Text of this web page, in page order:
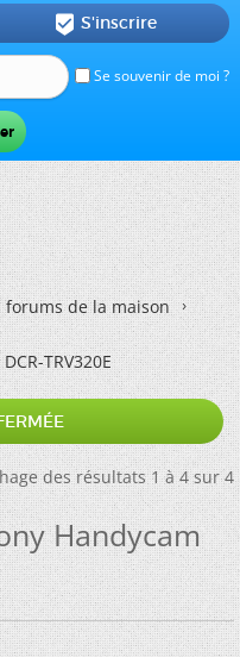
Se souvenir de moi ?
 S'inscrire
forums de la maison
TRV320E
des résultats 1 à 4 sur 4
Handycam